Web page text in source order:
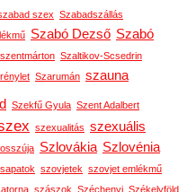
szex Szabadszállás
Szabó Dezső Szabó
Szaltikov-Scsedrin
Szarumán szauna
Szekfű Gyula Szent Adalbert
szexualitás szexuális
Szlovákia Szlovénia
szovjetek szovjet emlékmű
szászok Széchenyi Székelyföld